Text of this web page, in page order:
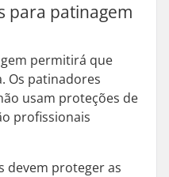
para patinagem
permitirá que
Os patinadores
usam proteções de
profissionais
devem proteger as